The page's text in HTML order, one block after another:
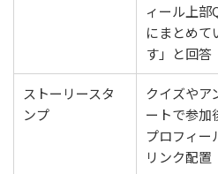
ィール上部
にまとめて
す」と回答
ストーリースタ
ンプ
クイズやア
ートで参加
プロフィー
リンク配置